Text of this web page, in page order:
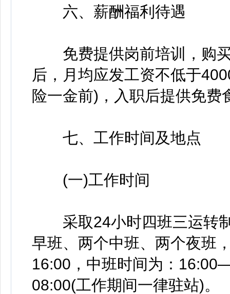
六、薪酬福利待遇
免费提供岗前培训，购买
后，月均应发工资不低于
险一金前)，入职后提供免费
七、工作时间及地点
(一)工作时间
采取24小时四班三运转制
早班、两个中班、两个夜班
16:00，中班时间为：
08:00(工作期间一律驻站)。